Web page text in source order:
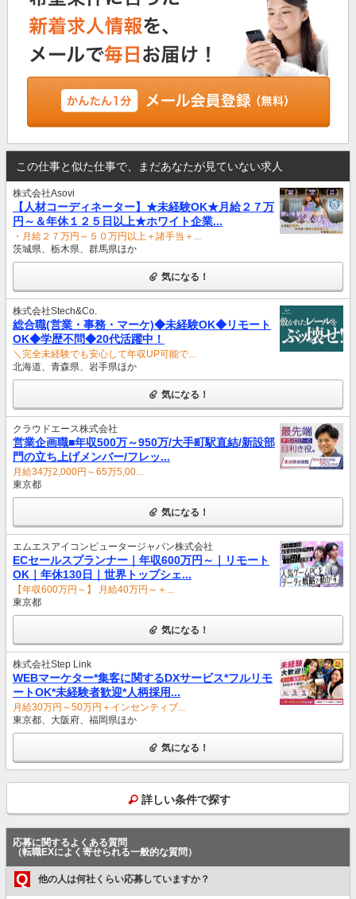
この仕事と似た仕事で、まだあなたが見ていない求人
株式会社Asovi
【人材コーディネーター】★未経験OK★月給２７万
円～＆年休１２５日以上★ホワイト企業...
・月給２７万円～５０万円以上＋諸手当＋...
茨城県、栃木県、群馬県ほか
気になる！
株式会社Stech&Co.
総合職(営業・事務・マーケ)◆未経験OK◆リモート
OK◆学歴不問◆20代活躍中！
＼完全未経験でも安心して年収UP可能で...
北海道、青森県、岩手県ほか
気になる！
クラウドエース株式会社
営業企画職■年収500万～950万/大手町駅直結/新設部
門の立ち上げメンバー/フレッ...
月給34万2,000円～65万5,00...
東京都
気になる！
エムエスアイコンピュータージャパン株式会社
ECセールスプランナー｜年収600万円～｜リモート
OK｜年休130日｜世界トップシェ...
【年収600万円～】 月給40万円～＋...
東京都
気になる！
株式会社Step Link
WEBマーケター*集客に関するDXサービス*フルリモ
ートOK*未経験者歓迎*人柄採用...
⽉給30万円～50万円＋インセンティブ...
東京都、大阪府、福岡県ほか
気になる！
詳しい条件で探す
応募に関するよくある質問
（転職EXによく寄せられる一般的な質問）
Q 他の人は何社くらい応募していますか？